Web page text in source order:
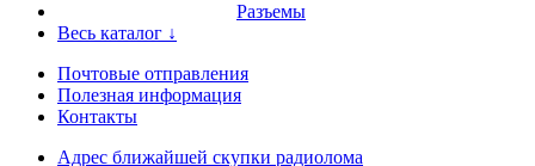
Разъемы
Весь каталог ↓
Почтовые отправления
Полезная информация
Контакты
Адрес ближайшей скупки радиолома